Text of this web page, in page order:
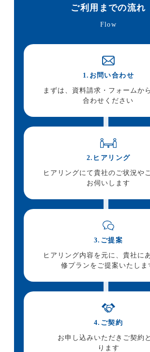
ご利用までの流れ
Flow
1.お問い合わせ
まずは、資料請求・フォームか
合わせください
2.ヒアリング
ヒアリングにて貴社のご状況や
お伺いします
3.ご提案
ヒアリング内容を 元に、貴社に
修プランをご提案いたしま
4.ご契約
お申し込みいただきご契約
ります